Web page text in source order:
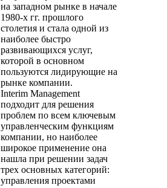
на западном рынке в начале
1980-х гг. прошлого
столетия и стала одной из
наиболее быстро
развивающихся услуг,
которой в основном
пользуются лидирующие на
рынке компании.
Interim Management
подходит для решения
проблем по всем ключевым
управленческим функциям
компании, но наиболее
широкое применение она
нашла при решении задач
трех основных категорий:
управления проектами